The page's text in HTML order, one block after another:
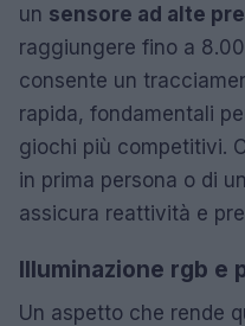
un sensore ad alte
raggiungere fino a
consente un
rapida, fondamentali
giochi più competitivi.
in prima persona o di
assicura reattività e
Illuminazione rgb e
Un aspetto che rende